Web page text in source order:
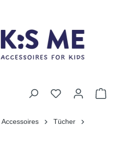
Accessoires
Tücher